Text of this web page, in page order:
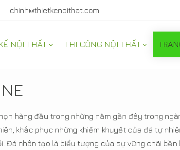
chinh@thietkenoithat.com
NỘI THẤT THI CÔNG NỘI THẤT
hàng đầu trong những năm gần đây trong
khắc phục những khiếm khuyết của đá tự
nhân tạo là biểu tượng của sự vững chãi bền